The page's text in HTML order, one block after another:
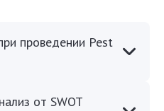
проведении Pest
от SWOT